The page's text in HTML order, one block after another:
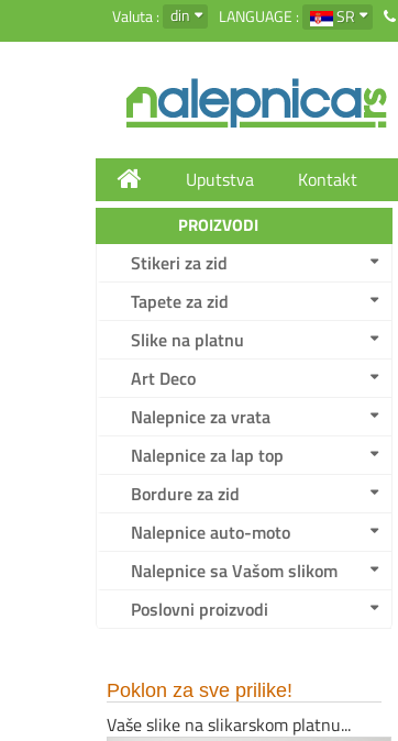
Valuta : din LANGUAGE : SR
Uputstva Kontakt
PROIZVODI
Stikeri za zid
Tapete za zid
Slike na platnu
Art Deco
Nalepnice za vrata
Nalepnice za lap top
Bordure za zid
Nalepnice auto-moto
Nalepnice sa Vašom slikom
Poslovni proizvodi
Poklon za sve prilike!
Vaše slike na slikarskom platnu...